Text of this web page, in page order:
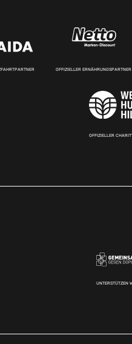
OFFIZIELLER ERNÄHRUNGSPARTNER
OFFIZIELLER
UNTERSTÜTZEN